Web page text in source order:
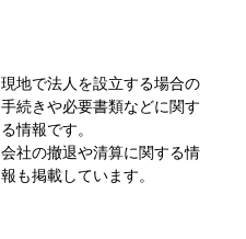
現地で法人を設立する場合の
手続きや必要書類などに関す
る情報です。
会社の撤退や清算に関する情
報も掲載しています。